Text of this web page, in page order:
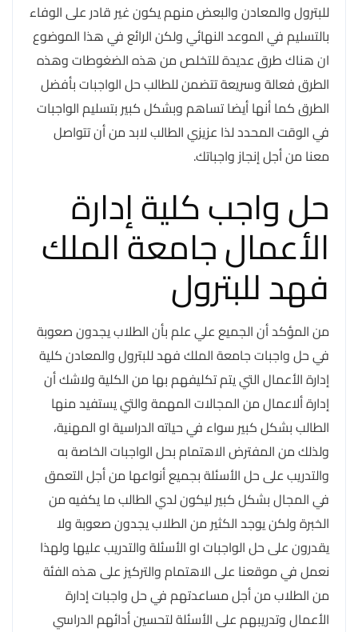
للبترول والمعادن والبعض منهم يكون غير قادر على الوفاء
بالتسليم في الموعد النهائي ولكن الرائع في هذا الموضوع
ان هناك طرق عديدة للتخلص من هذه الضغوطات وهذه
الطرق فعالة وسريعة تتضمن للطالب حل الواجبات بأفضل
الطرق كما أنها أيضا تساهم وبشكل كبير بتسليم الواجبات
في الوقت المحدد لذا عزيزي الطالب لابد من أن تتواصل
معنا من أجل إنجاز واجباتك.
حل واجب كلية إدارة
الأعمال جامعة الملك
فهد للبترول
من المؤكد أن الجميع علي علم بأن الطلاب يجدون صعوبة
في حل واجبات جامعة الملك فهد للبترول والمعادن كلية
إدارة الأعمال التي يتم تكليفهم بها من الكلية ولاشك أن
إدارة ألاعمال من المجالات المهمة والتي يستفيد منها
الطالب بشكل كبير سواء في حياته الدراسية او المهنية،
ولذلك من المفترض الاهتمام بحل الواجبات الخاصة به
والتدريب على حل الأسئلة بجميع أنواعها من أجل التعمق
في المجال بشكل كبير ليكون لدي الطالب ما يكفيه من
الخبرة ولكن يوجد الكثير من الطلاب يجدون صعوبة ولا
يقدرون على حل الواجبات او الأسئلة والتدريب عليها ولهذا
نعمل في موقعنا على الاهتمام والتركيز على هذه الفئة
من الطلاب من أجل مساعدتهم في حل واجبات إدارة
الأعمال وتدريبهم على الأسئلة لتحسين أدائهم الدراسي